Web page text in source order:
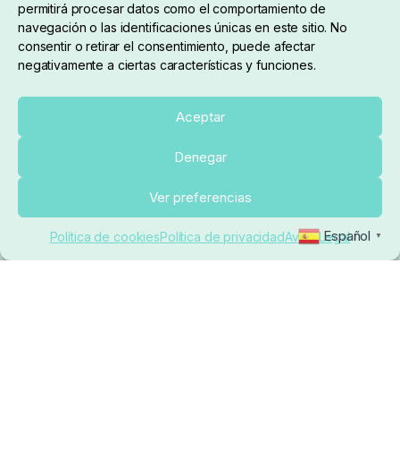
permitirá procesar datos como el comportamiento de
navegación o las identificaciones únicas en este sitio. No
consentir o retirar el consentimiento, puede afectar
negativamente a ciertas características y funciones.
Aceptar
Denegar
Ver preferencias
Política de cookiesPolítica de privacidadAviso Legal
Sobre nosotros
910 824 923
Lunes a Viernes de 10:00 a 14:00 horas y 17:00 a
Español ▼